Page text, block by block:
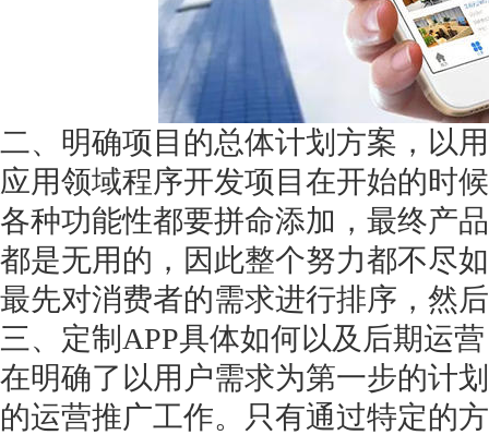
二、明确项目的总体计划方案，以
应用领域程序开发项目在开始的时
各种功能性都要拼命添加，最终产
都是无用的，因此整个努力都不尽
最先对消费者的需求进行排序，然
三、定制 APP具体如何以及后期运营
在明确了以用户需求为第一步的计
的运营推广工作。只有通过特定的
获得产品报价方案
1万个想法不如1次的方案落地
扫码添加[商务总监]沟通方案
扫码沟通